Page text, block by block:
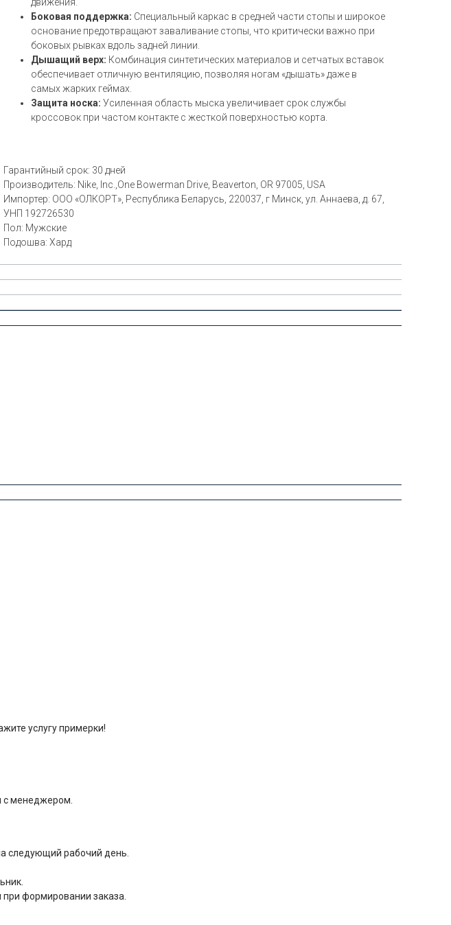
Боковая поддержка: Специальный каркас в средней части стопы и широкое
основание предотвращают заваливание стопы, что критически важно при
боковых рывках вдоль задней линии.
Дышащий верх: Комбинация синтетических материалов и сетчатых вставок
обеспечивает отличную вентиляцию, позволяя ногам «дышать» даже в
самых жарких геймах.
Защита носка: Усиленная область мыска увеличивает срок службы
кроссовок при частом контакте с жесткой поверхностью корта.
Гарантийный срок: 30 дней
Производитель: Nike, Inc.,One Bowerman Drive, Beaverton, OR 97005, USA
Импортер: ООО «ОЛКОРТ», Республика Беларусь, 220037, г Минск, ул. Аннаева, д. 67,
УНП 192726530
Пол: Мужские
Подошва: Хард
услугу примерки!
с менеджером.
следующий рабочий день.
формировании заказа.